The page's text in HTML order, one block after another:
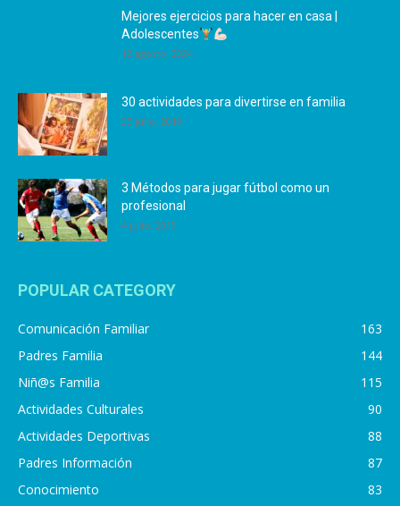
Mejores ejercicios para hacer en casa |
Adolescentes
12 agosto, 2024
30 actividades para divertirse en familia
25 julio, 2019
3 Métodos para jugar fútbol como un
profesional
4 julio, 2019
POPULAR CATEGORY
Comunicación Familiar
163
Padres Familia
144
Niñ@s Familia
115
Actividades Culturales
90
Actividades Deportivas
88
Padres Información
87
Conocimiento
83